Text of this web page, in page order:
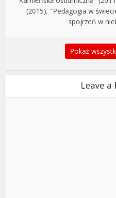
(2015), "Pedagogia w
spojrzeń w
Pokaż
Leave a